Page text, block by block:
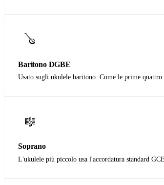
🪕
Baritono DGBE
Usato sugli ukulele baritono. Come le prime
🎼
Soprano
L'ukulele più piccolo usa l'accordatura standard